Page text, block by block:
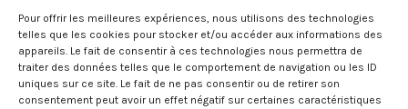
Pour offrir les meilleures expériences, nous utilisons des technologies
telles que les cookies pour stocker et/ou accéder aux informations des
appareils. Le fait de consentir à ces technologies nous permettra de
traiter des données telles que le comportement de navigation ou les ID
uniques sur ce site. Le fait de ne pas consentir ou de retirer son
consentement peut avoir un effet négatif sur certaines caractéristiques
There aren't any posts currently published under this tag.